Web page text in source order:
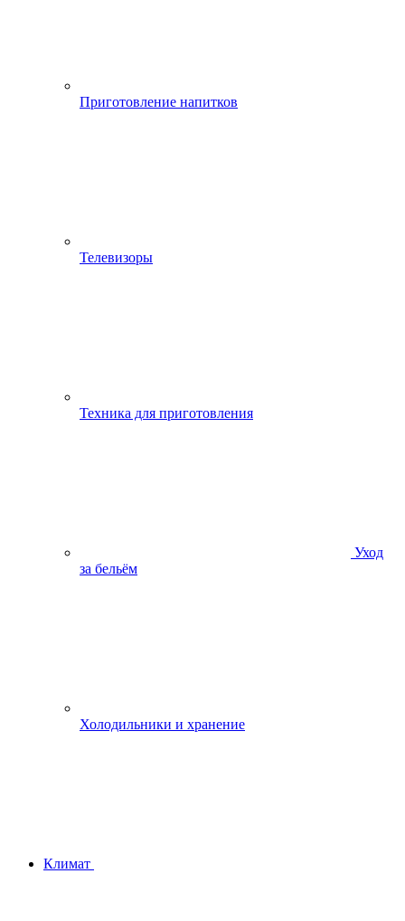
Приготовление напитков
Телевизоры
Техника для приготовления
Уход
за бельём
Холодильники и хранение
Климат